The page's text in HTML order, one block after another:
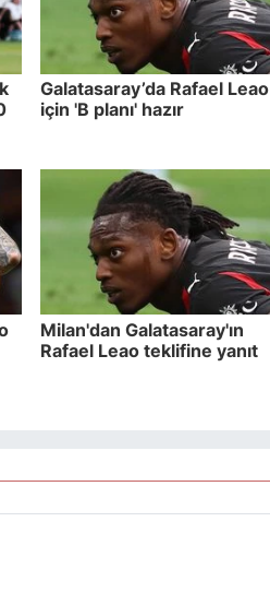
Galatasaray’da Rafael Leao
için 'B planı' hazır
Milan'dan Galatasaray'ın
Rafael Leao teklifine yanıt